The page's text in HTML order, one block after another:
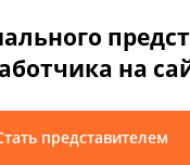
на
представителем